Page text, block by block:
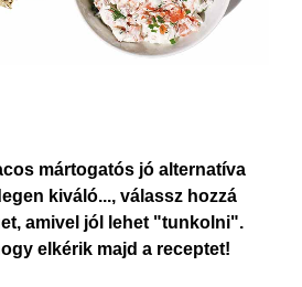
mártogatós jó alternatíva
kiváló..., válassz hozzá
amivel jól lehet "tunkolni".
elkérik majd a receptet!